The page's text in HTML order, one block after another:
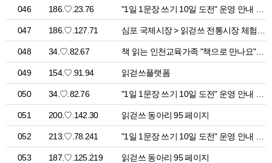
046 186.♡.23.76
047 186.♡.127.71
048 34.♡.82.67 책 읽는 인천교육가족 "책으로 만나요" 참여 신청 페이지 > 공지사항
049 154.♡.91.94 읽걷쓰플랫폼
050 34.♡.82.76
051 200.♡.142.30 읽걷쓰 동아리 95 페이지
052 213.♡.78.241
053 187.♡.125.219 읽걷쓰 동아리 95 페이지